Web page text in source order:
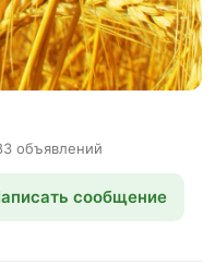
объявлений
сообщение